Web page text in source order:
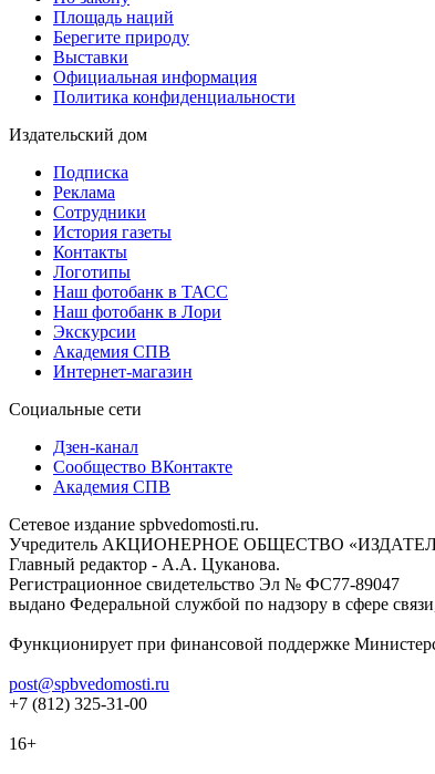
Площадь наций
Берегите природу
Выставки
Официальная информация
Политика конфиденциальности
Издательский дом
Подписка
Реклама
Сотрудники
История газеты
Контакты
Логотипы
Наш фотобанк в ТАСС
Наш фотобанк в Лори
Экскурсии
Академия СПВ
Интернет-магазин
Социальные сети
Дзен-канал
Сообщество ВКонтакте
Академия СПВ
Сетевое издание spbvedomosti.ru.
Учредитель АКЦИОНЕРНОЕ ОБЩЕСТВО
Главный редактор - А.А. Цуканова.
Регистрационное свидетельство Эл № ФС77-89047
выдано Федеральной службой по надзору в сфере
Функционирует при финансовой поддержке
post@spbvedomosti.ru
+7 (812) 325-31-00
16+